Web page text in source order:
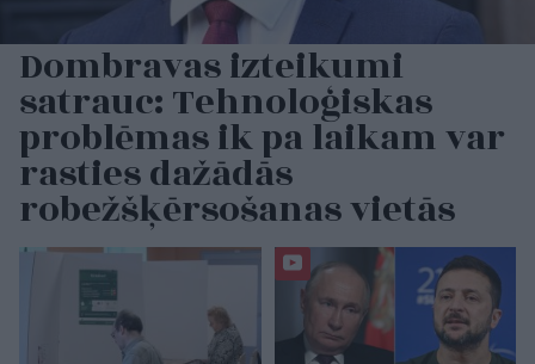
Dombravas izteikumi
satrauc: Tehnoloģiskas
problēmas ik pa laikam var
rasties dažādās
robežšķērsošanas vietās